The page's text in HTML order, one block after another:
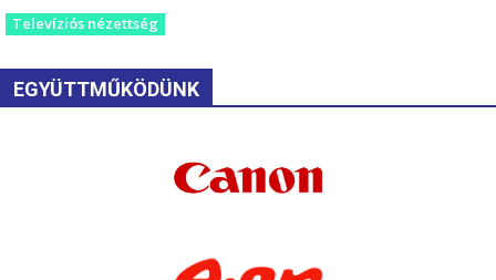
Televíziós nézettség
EGYÜTTMŰKÖDÜNK